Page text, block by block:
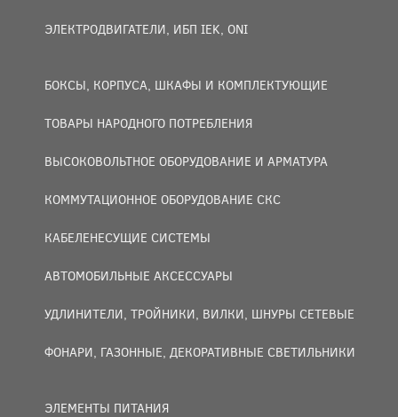
ЭЛЕКТРОДВИГАТЕЛИ, ИБП IEK, ONI
БОКСЫ, КОРПУСА, ШКАФЫ И КОМПЛЕКТУЮЩИЕ
ТОВАРЫ НАРОДНОГО ПОТРЕБЛЕНИЯ
ВЫСОКОВОЛЬТНОЕ ОБОРУДОВАНИЕ И АРМАТУРА
КОММУТАЦИОННОЕ ОБОРУДОВАНИЕ СКС
КАБЕЛЕНЕСУЩИЕ СИСТЕМЫ
АВТОМОБИЛЬНЫЕ АКСЕССУАРЫ
УДЛИНИТЕЛИ, ТРОЙНИКИ, ВИЛКИ, ШНУРЫ СЕТЕВЫЕ
ФОНАРИ, ГАЗОННЫЕ, ДЕКОРАТИВНЫЕ СВЕТИЛЬНИКИ
ЭЛЕМЕНТЫ ПИТАНИЯ